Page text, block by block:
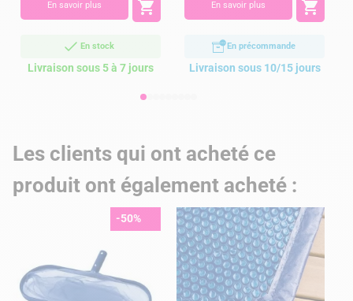
En savoir plus 
En stock
Livraison sous 5 à 7 jours
En savoir plus 
En précommande
Livraison sous 10/15 jours
Les clients qui ont acheté ce
produit ont également acheté :
-50%